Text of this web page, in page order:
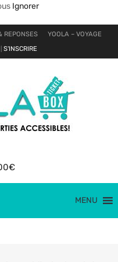
Ignorer
REPONSES
YOOLA – VOYAGE
S'INSCRIRE
€
MENU